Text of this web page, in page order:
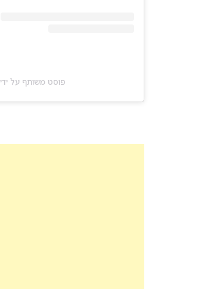
פוסט משותף על ידי ‏‎ToPrwino‎‏ (@‏‎toprwino_ant1‎‏)